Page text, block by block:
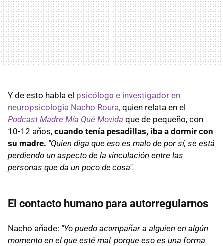
Y de esto habla el psicólogo e investigador en
neuropsicología Nacho Roura, quien relata en el
Podcast Madre Mía Qué Movida que de pequeño, con
10-12 años, cuando tenía pesadillas, iba a dormir con
su madre. "Quien diga que eso es malo de por sí, se está
perdiendo un aspecto de la vinculación entre las
personas que da un poco de cosa".
El contacto humano para autorregularnos
Nacho añade: "Yo puedo acompañar a alguien en algún
momento en el que esté mal, porque eso es una forma